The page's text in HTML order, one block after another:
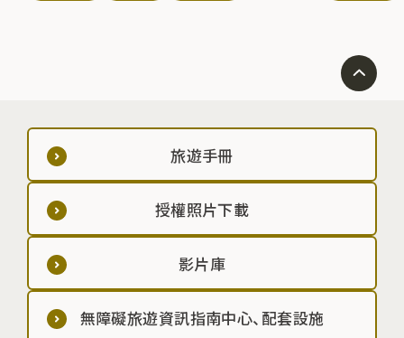
旅遊手冊
授權照片下載
影片庫
無障礙旅遊資訊指南中心、配套設施